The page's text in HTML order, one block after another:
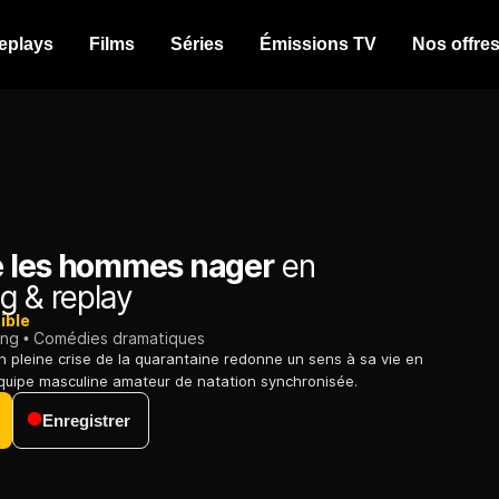
Films Séries Émissions TV Nos offres
les hommes nageren
& replay
Comédies dramatiques
pleine crise de la quarantaine redonne un sens à sa vie en
masculine amateur de natation synchronisée.
Enregistrer